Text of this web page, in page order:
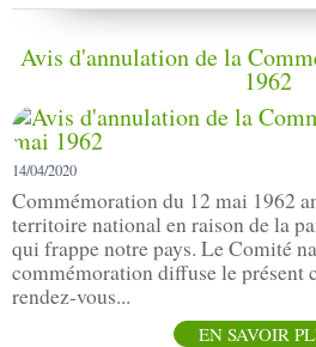
Avis d'annulation de la
1962
14/04/2020
Commémoration du 12 mai 1962
territoire national en raison de la
qui frappe notre pays. Le Comité
commémoration diffuse le présent
rendez-vous...
EN SAVOIR